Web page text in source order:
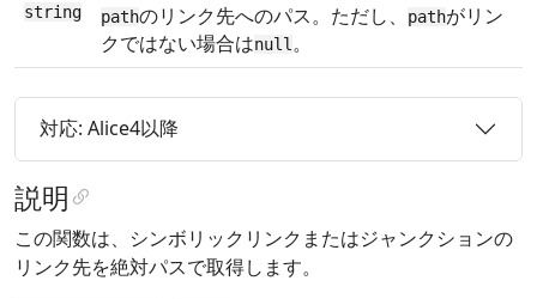
string pathのリンク先へのパス。ただし、 pathがリン
クではない場合はnull 。
対応: Alice4以降
説明
この関数は、シンボリックリンクまたはジャンクションの
リンク先を絶対パスで取得します。